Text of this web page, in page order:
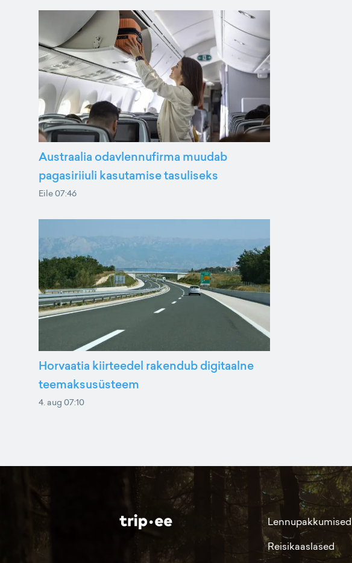
Austraalia odavlennufirma muudab
pagasiriiuli kasutamise tasuliseks
Eile 07:46
Horvaatia kiirteedel rakendub digitaalne
teemaksusüsteem
4. aug 07:10
Lennupakkumised
Reisikaaslased